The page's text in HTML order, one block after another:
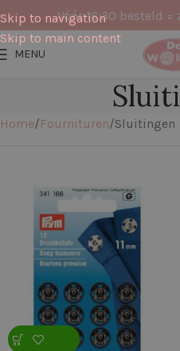
Skip to navigation
Skip to main content
Vóór 16:30 besteld =
MENU
Home Fournituren Sluitingen